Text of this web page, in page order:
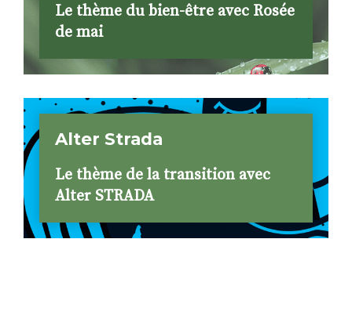
Le thème du bien-être avec Rosée
de mai
Alter Strada
Le thème de la transition avec
Alter STRADA